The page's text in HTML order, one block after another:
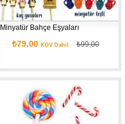
Minyatür Bahçe Eşyaları
₺79,00 KDV Dahil ₺99,00